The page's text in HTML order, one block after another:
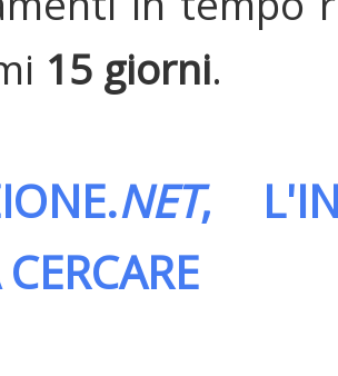
15 giorni.
NET,